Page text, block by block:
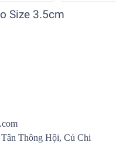
Size 3.5cm
Thông Hội, Củ Chi